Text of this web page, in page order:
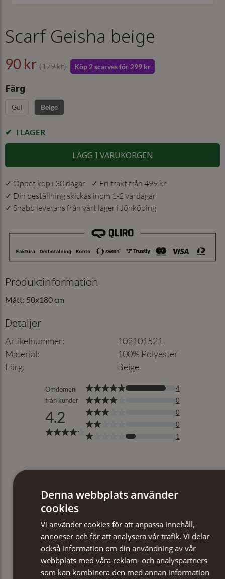
Scarf Geisha beige
90 kr (179 kr) Köp 2 scarves för 299 kr
Färg
Gul Beige
I LAGER
LÄGG I VARUKORGEN
✓ Öppet köp i 30 dagar ✓ Fri frakt från 499 kr
✓ Din beställning skickas inom 1-2 vardagar
✓ Snabb leverans från vårt lager i Jönköping
Produktinformation
Mått: 50x180 cm
Detaljer
Artikelnummer:
102101521
Material:
100% Polyester
Färg: Beige
Denna webbplats använder
cookies
Vi använder cookies för att anpassa innehåll,
annonser och för att analysera vår trafik. Vi delar
också information om din användning av vår
webbplats med våra reklam- och analyspartners
som kan kombinera den med annan information